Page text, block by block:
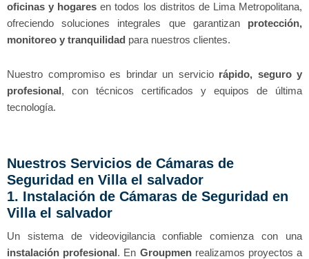
oficinas y hogares en todos los distritos de Lima Metropolitana,
ofreciendo soluciones integrales que garantizan protección,
monitoreo y tranquilidad para nuestros clientes.
Nuestro compromiso es brindar un servicio rápido, seguro y
profesional, con técnicos certificados y equipos de última
tecnología.
Nuestros Servicios de Cámaras de
Seguridad en Villa el salvador
1. Instalación de Cámaras de Seguridad en
Villa el salvador
Un sistema de videovigilancia confiable comienza con una
instalación profesional. En Groupmenrealizamos proyectos a